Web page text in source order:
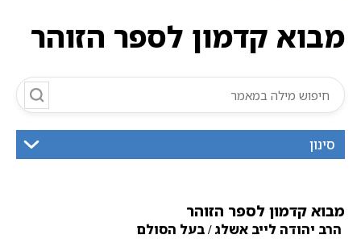
מבוא קדמון לספר הזוהר
מבוא קדמון לספר הזוהר
הרב יהודה לייב אשלג / בעל הסולם
סינון